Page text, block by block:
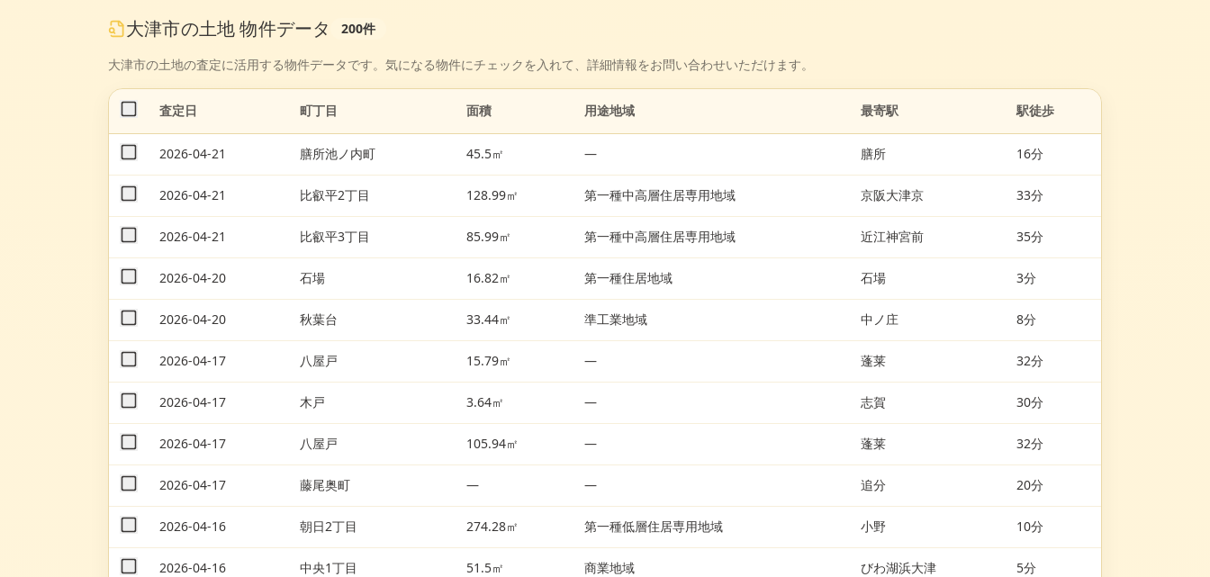
大津市の土地 物件データ 200件
大津市の土地の査定に活用する物件データです。気になる物件にチェックを入れて、詳細情報をお問い合わせいただけます。
査定日 町丁目 面積 用途地域 最寄駅 駅徒歩
2026-04-21 膳所池ノ内町 45.5㎡ — 膳所 16分
2026-04-21 比叡平2丁目 128.99㎡ 第一種中高層住居専用地域 京阪大津京 33分
2026-04-21 比叡平3丁目 85.99㎡ 第一種中高層住居専用地域 近江神宮前 35分
2026-04-20 石場 16.82㎡ 第一種住居地域 石場 3分
2026-04-20 秋葉台 33.44㎡ 準工業地域 中ノ庄 8分
2026-04-17 八屋戸 15.79㎡ — 蓬莱 32分
2026-04-17 木戸 3.64㎡ — 志賀 30分
2026-04-17 八屋戸 105.94㎡ — 蓬莱 32分
2026-04-17 藤尾奥町 — — 追分 20分
2026-04-16 朝日2丁目 274.28㎡ 第一種低層住居専用地域 小野 10分
2026-04-16 中央1丁目 51.5㎡ 商業地域 びわ湖浜大津 5分